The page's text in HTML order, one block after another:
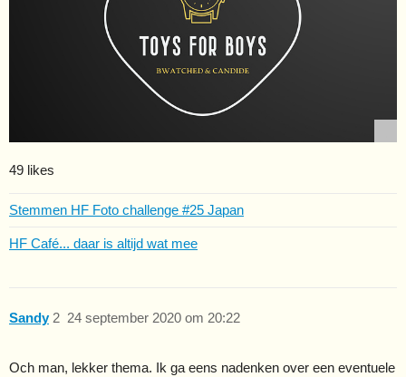
49 likes
Stemmen HF Foto challenge #25 Japan
HF Café... daar is altijd wat mee
Sandy 24 september 2020 om 20:22
2
Och man, lekker thema. Ik ga eens nadenken over een eventuele